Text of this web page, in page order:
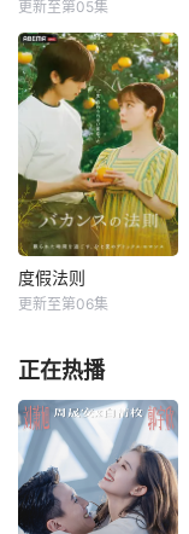
更新至第05集
度假法则
更新至第06集
正在热播